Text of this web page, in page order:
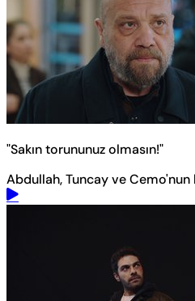
"Sakın torununuz olmasın!"
Abdullah, Tuncay ve Cemo'nun